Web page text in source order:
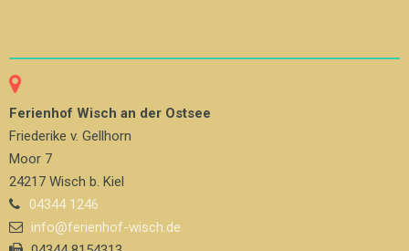
Ferienhof Wisch an der Ostsee
Friederike v. Gellhorn
Moor 7
24217 Wisch b. Kiel
04344 1246
info@ferienhof-wisch.de